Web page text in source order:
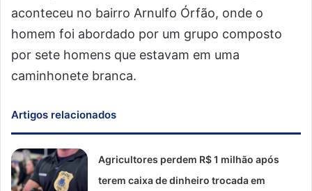
aconteceu no bairro Arnulfo Órfão, onde o
homem foi abordado por um grupo composto
por sete homens que estavam em uma
caminhonete branca.
Artigos relacionados
Agricultores perdem R$ 1 milhão após
terem caixa de dinheiro trocada em